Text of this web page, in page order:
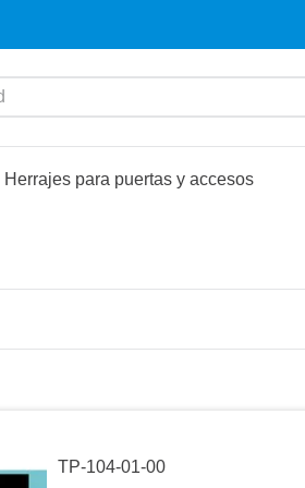
Herrajes para puertas y accesos
TP-104-01-00